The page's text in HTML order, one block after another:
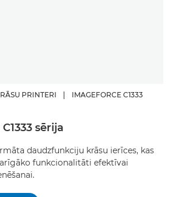
PRINTERI
IMAGEFORCE C1333
sērija
daudzfunkciju krāsu ierīces, kas
funkcionalitāti efektīvai